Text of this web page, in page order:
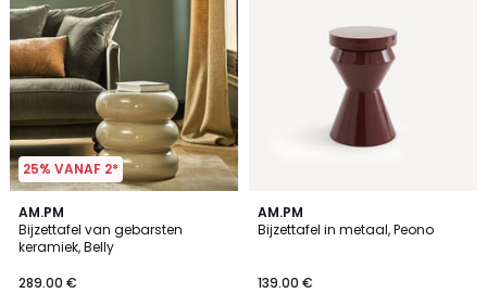
25% VANAF 2*
AM.PM
Bijzettafel van gebarsten
keramiek, Belly
289.00 €
AM.PM
Bijzettafel in metaal, Peono
139.00 €
4.9
/ 5